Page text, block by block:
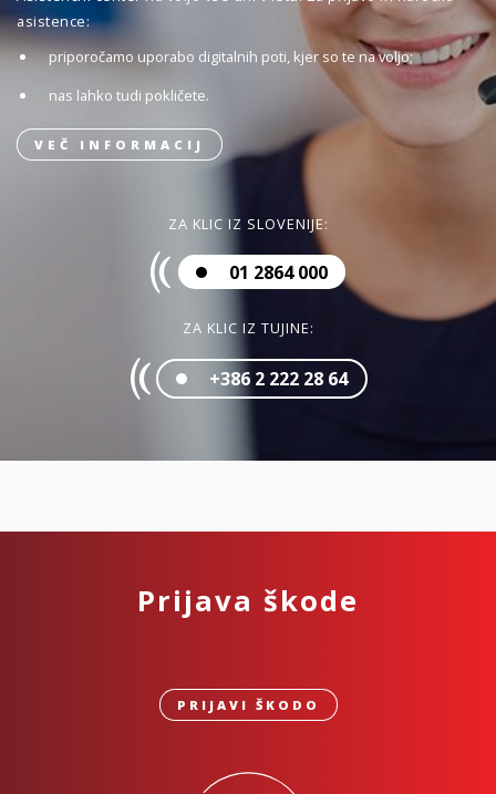
asistence:
priporočamo uporabo digitalnih poti, kjer so te na voljo;
nas lahko tudi pokličete.
VEČ INFORMACIJ
ZA KLIC IZ SLOVENIJE:
01 2864 000
ZA KLIC IZ TUJINE:
+386 2 222 28 64
Prijava škode
PRIJAVI ŠKODO